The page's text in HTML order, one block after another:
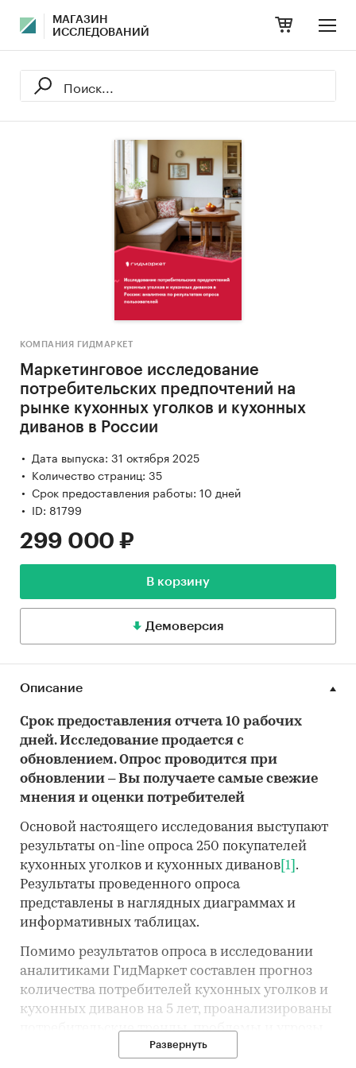
МАГАЗИН
ИССЛЕДОВАНИЙ
КОМПАНИЯ ГИДМАРКЕТ
Маркетинговое исследование
потребительских предпочтений на
рынке кухонных уголков и кухонных
диванов в России
Дата выпуска: 31 октября 2025
Количество страниц: 35
Срок предоставления работы: 10 дней
ID: 81799
299 000 ₽
В корзину
Демоверсия
Описание
Срок предоставления отчета 10 рабочих
дней. Исследование продается с
обновлением. Опрос проводится при
обновлении – Вы получаете самые свежие
мнения и оценки потребителей
Основой настоящего исследования выступают
результаты on-line опроса 250 покупателей
кухонных уголков и кухонных диванов [1] .
Результаты проведенного опроса
представлены в наглядных диаграммах и
информативных таблицах.
Помимо результатов опроса в исследовании
аналитиками ГидМаркет составлен прогноз
количества потребителей кухонных уголков и
кухонных диванов на 5 лет, проанализированы
потребительские тренды, проблемы и угрозы
рынка, драйверы и тренды рынка.
Развернуть